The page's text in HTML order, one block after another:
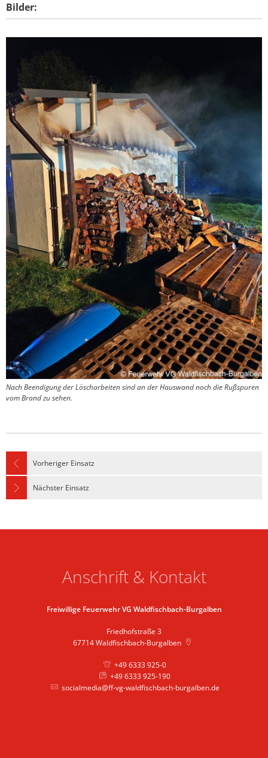
Bilder:
Nach Beendigung der Löscharbeiten sind an der Hauswand noch die Rußspuren
vom Brand zu sehen.
Vorheriger Einsatz
Nächster Einsatz
Anschrift & Kontakt
Freiwillige Feuerwehr VG Waldfischbach-Burgalben
Friedhofstraße 3
67714 Waldfischbach-Burgalben
+49 6333 925-0
+49 6333 925-190
socialmedia@ff-vg-waldfischbach-burgalben.de